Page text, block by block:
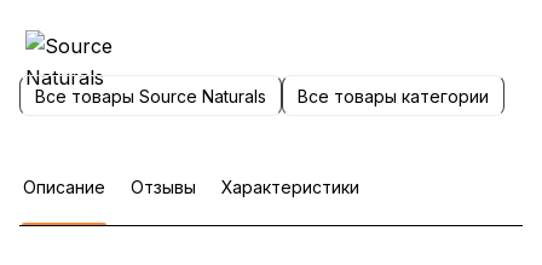
Все товары Source Naturals Все товары категории
Описание Отзывы Характеристики